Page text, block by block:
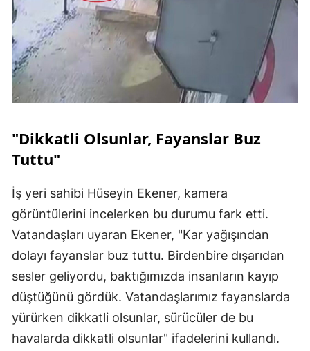
"Dikkatli Olsunlar, Fayanslar Buz
Tuttu"
İş yeri sahibi Hüseyin Ekener, kamera
görüntülerini incelerken bu durumu fark etti.
Vatandaşları uyaran Ekener, "Kar yağışından
dolayı fayanslar buz tuttu. Birdenbire dışarıdan
sesler geliyordu, baktığımızda insanların kayıp
düştüğünü gördük. Vatandaşlarımız fayanslarda
yürürken dikkatli olsunlar, sürücüler de bu
havalarda dikkatli olsunlar" ifadelerini kullandı.